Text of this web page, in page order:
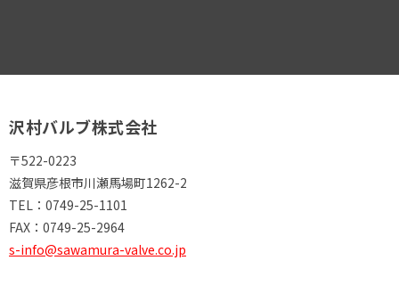
沢村バルブ株式会社
〒522-0223
滋賀県彦根市川瀬馬場町1262-2
TEL： 0749-25-1101
FAX： 0749-25-2964
s-info@sawamura-valve.co.jp